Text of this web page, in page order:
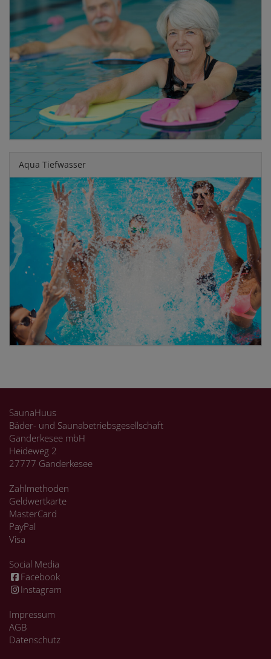
Aqua Tiefwasser
SaunaHuus
Bäder- und Saunabetriebsgesellschaft
Ganderkesee mbH
Heideweg 2
27777 Ganderkesee
Zahlmethoden
Geldwertkarte
MasterCard
PayPal
Visa
Social Media
Facebook
Instagram
Impressum
AGB
Datenschutz